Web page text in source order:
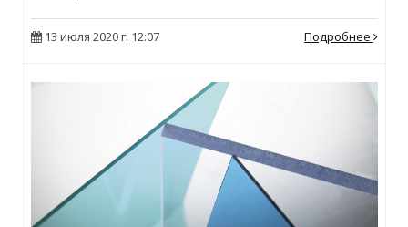
13 июля 2020 г. 12:07 Подробнее